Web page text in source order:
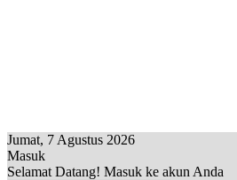
Jumat, 7 Agustus 2026
Masuk
Selamat Datang! Masuk ke akun Anda